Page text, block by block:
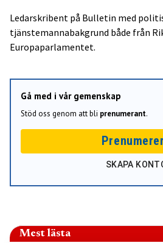
Ledarskribent på Bulletin med
tjänstemannabakgrund både från
Europaparlamentet.
Gå med i vår gemenskap
Stöd oss genom att bli prenumerant.
SKAPA
Mest lästa